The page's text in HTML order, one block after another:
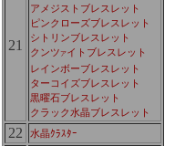
21
アメジストブレスレット
ピンクローズブレスレット
シトリンブレスレット
クンツアイトブレスレット
レインボーブレスレット
ターコイズブレスレット
黒曜石ブレスレット
クラック水晶ブレスレット
22 水晶ｸﾗｽﾀｰ